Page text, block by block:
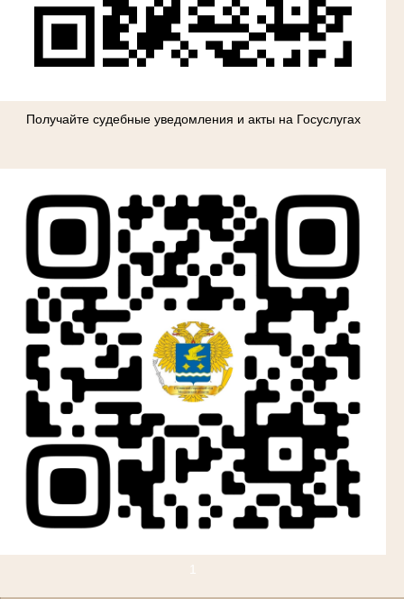
Получайте судебные уведомления и акты на Госуслугах
1